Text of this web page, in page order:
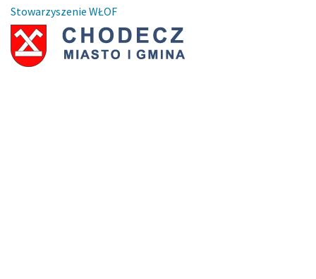
Stowarzyszenie WŁOF